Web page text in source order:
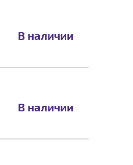
В наличии
В наличии